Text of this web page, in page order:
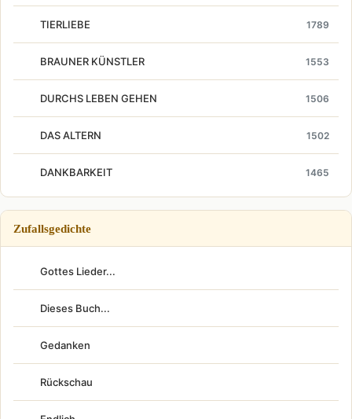
TIERLIEBE 1789
BRAUNER KÜNSTLER 1553
DURCHS LEBEN GEHEN 1506
DAS ALTERN 1502
DANKBARKEIT 1465
Zufallsgedichte
Gottes Lieder...
Dieses Buch...
Gedanken
Rückschau